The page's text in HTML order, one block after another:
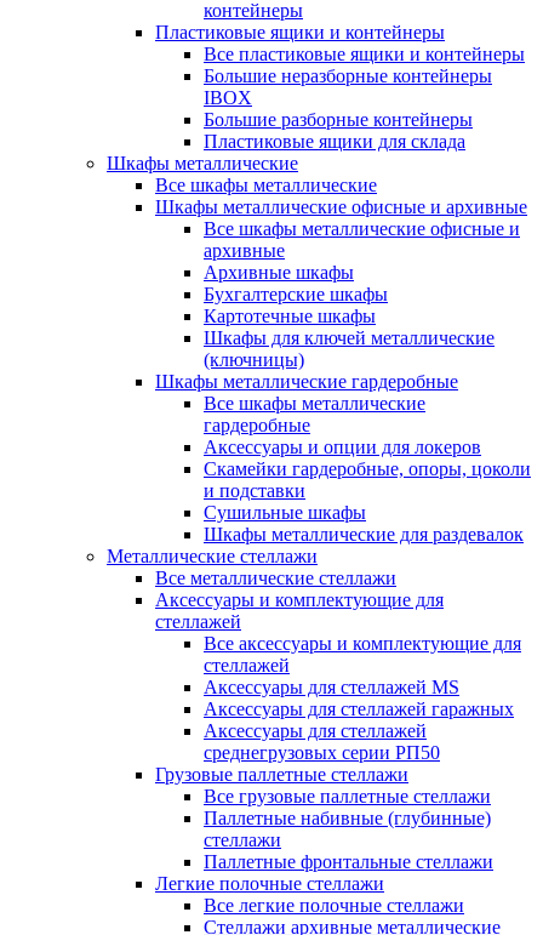
контейнеры
Пластиковые ящики и контейнеры
Все пластиковые ящики и контейнеры
Большие неразборные контейнеры
IBOX
Большие разборные контейнеры
Пластиковые ящики для склада
Шкафы металлические
Все шкафы металлические
Шкафы металлические офисные и архивные
Все шкафы металлические офисные и
архивные
Архивные шкафы
Бухгалтерские шкафы
Картотечные шкафы
Шкафы для ключей металлические
(ключницы)
Шкафы металлические гардеробные
Все шкафы металлические
гардеробные
Аксессуары и опции для локеров
Скамейки гардеробные, опоры, цоколи
и подставки
Сушильные шкафы
Шкафы металлические для раздевалок
Металлические стеллажи
Все металлические стеллажи
Аксессуары и комплектующие для
стеллажей
Все аксессуары и комплектующие для
стеллажей
Аксессуары для стеллажей MS
Аксессуары для стеллажей гаражных
Аксессуары для стеллажей
среднегрузовых серии РП50
Грузовые паллетные стеллажи
Все грузовые паллетные стеллажи
Паллетные набивные (глубинные)
стеллажи
Паллетные фронтальные стеллажи
Легкие полочные стеллажи
Все легкие полочные стеллажи
Стеллажи архивные металлические